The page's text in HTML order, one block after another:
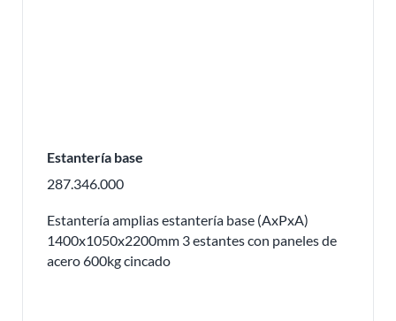
Estantería base
287.346.000
Estantería amplias estantería base (AxPxA)
1400x1050x2200mm 3 estantes con paneles de
acero 600kg cincado